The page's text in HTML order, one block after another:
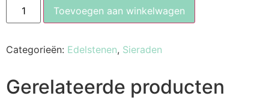
Toevoegen aan winkelwagen
Categorieën: Edelstenen, Sieraden
Gerelateerde producten